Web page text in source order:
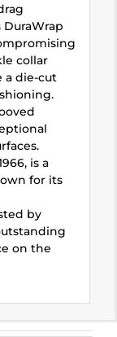
collar
a die-cut
is a
for its
by
on the